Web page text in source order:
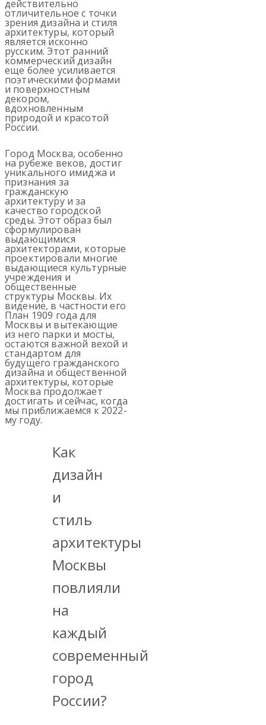
действительно
отличительное с точки
зрения дизайна и стиля
архитектуры, который
является исконно
русским. Этот ранний
коммерческий дизайн
еще более усиливается
поэтическими формами
и поверхностным
декором,
вдохновленным
природой и красотой
России.
Город Москва, особенно
на рубеже веков, достиг
уникального имиджа и
признания за
гражданскую
архитектуру и за
качество городской
среды. Этот образ был
сформулирован
выдающимися
архитекторами, которые
проектировали многие
выдающиеся культурные
учреждения и
общественные
структуры Москвы. Их
видение, в частности его
План 1909 года для
Москвы и вытекающие
из него парки и мосты,
остаются важной вехой и
стандартом для
будущего гражданского
дизайна и общественной
архитектуры, которые
Москва продолжает
достигать и сейчас, когда
мы приближаемся к 2022-
му году.
Как
дизайн
и
стиль
архитектуры
Москвы
повлияли
на
каждый
современный
город
России?